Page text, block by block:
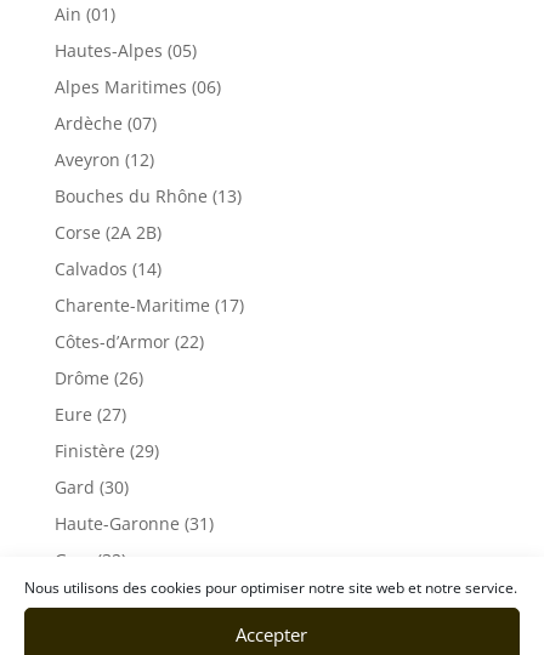
Nous utilisons des cookies pour optimiser notre site web et notre service.
Accepter
Ain (01)
Hautes-Alpes (05)
Alpes Maritimes (06)
Ardèche (07)
Aveyron (12)
Bouches du Rhône (13)
Corse (2A 2B)
Calvados (14)
Charente-Maritime (17)
Côtes-d’Armor (22)
Drôme (26)
Eure (27)
Finistère (29)
Gard (30)
Haute-Garonne (31)
Gers (32)
Gironde (33)